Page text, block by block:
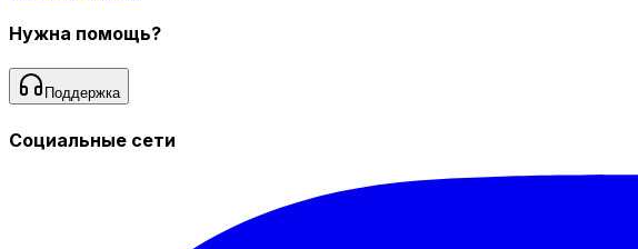
Нужна помощь?
Поддержка
Социальные сети